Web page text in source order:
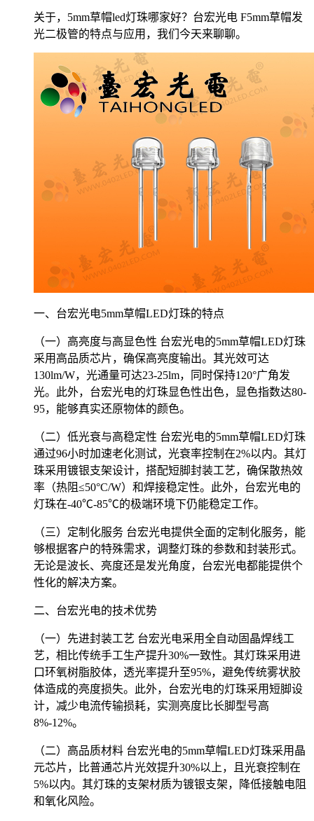
关于，5mm草帽led灯珠哪家好？台宏光电 F5mm草帽发
光二极管的特点与应用，我们今天来聊聊。
一、台宏光电5mm草帽LED灯珠的特点
（一）高亮度与高显色性 台宏光电的5mm草帽LED灯珠
采用高品质芯片，确保高亮度输出。其光效可达
130lm/W，光通量可达23-25lm，同时保持120°广角发
光。此外，台宏光电的灯珠显色性出色，显色指数达80-
95，能够真实还原物体的颜色。
（二）低光衰与高稳定性 台宏光电的5mm草帽LED灯珠
通过96小时加速老化测试，光衰率控制在2%以内。其灯
珠采用镀银支架设计，搭配短脚封装工艺，确保散热效
率（热阻≤50°C/W）和焊接稳定性。此外，台宏光电的
灯珠在-40℃-85℃的极端环境下仍能稳定工作。
（三）定制化服务 台宏光电提供全面的定制化服务，能
够根据客户的特殊需求，调整灯珠的参数和封装形式。
无论是波长、亮度还是发光角度，台宏光电都能提供个
性化的解决方案。
二、台宏光电的技术优势
（一）先进封装工艺 台宏光电采用全自动固晶焊线工
艺，相比传统手工生产提升30%一致性。其灯珠采用进
口环氧树脂胶体，透光率提升至95%，避免传统雾状胶
体造成的亮度损失。此外，台宏光电的灯珠采用短脚设
计，减少电流传输损耗，实测亮度比长脚型号高
8%-12%。
（二）高品质材料 台宏光电的5mm草帽LED灯珠采用晶
元芯片，比普通芯片光效提升30%以上，且光衰控制在
5%以内。其灯珠的支架材质为镀银支架，降低接触电阻
和氧化风险。